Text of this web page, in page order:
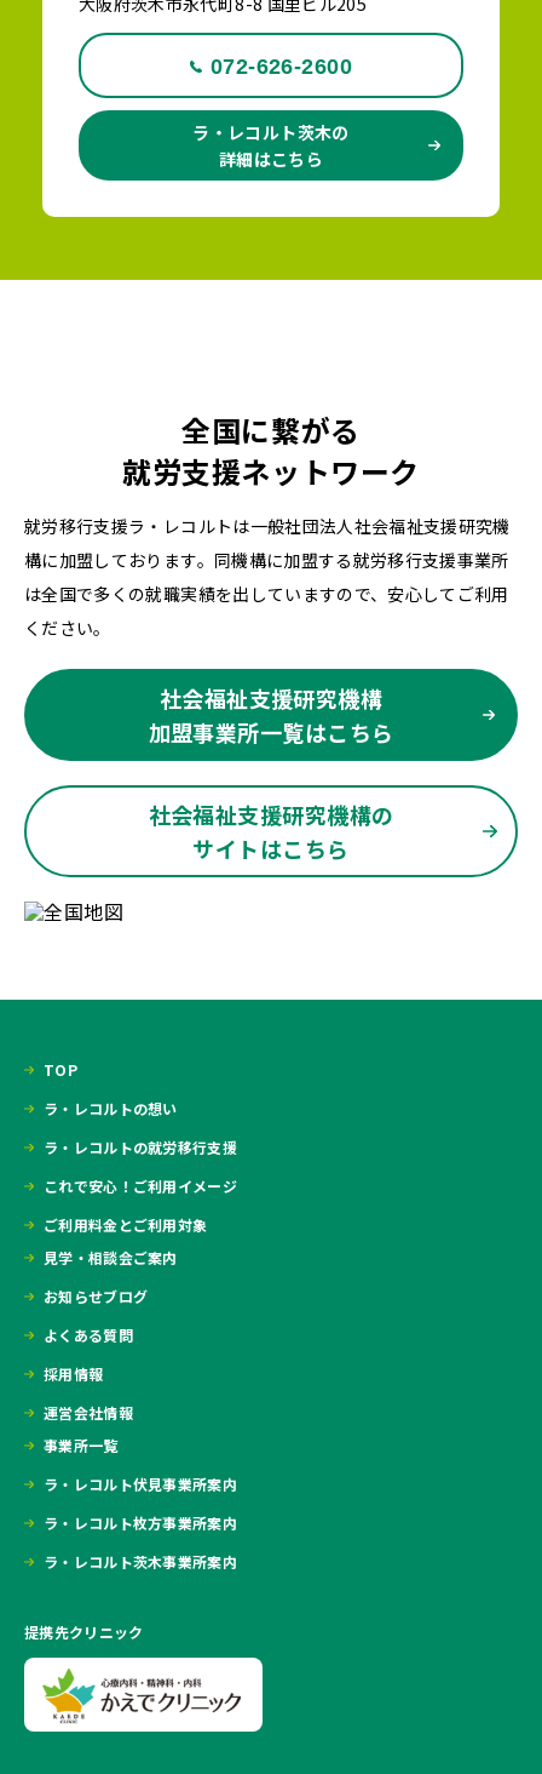
072-626-2600
ラ・レコルト茨木の
詳細はこちら
全国に繋がる
就労支援ネットワーク
就労移行支援ラ・レコルトは一般社団法人社会福祉支援研究機
構に加盟しております。同機構に加盟する就労移行支援事業所
は全国で多くの就職実績を出していますので、安心してご利用
ください。
社会福祉支援研究機構
加盟事業所一覧はこちら
社会福祉支援研究機構の
サイトはこちら
TOP
ラ・レコルトの想い
ラ・レコルトの就労移行支援
これで安心！ご利用イメージ
ご利用料金とご利用対象
見学・相談会ご案内
お知らせブログ
よくある質問
採用情報
運営会社情報
事業所一覧
ラ・レコルト伏見事業所案内
ラ・レコルト枚方事業所案内
ラ・レコルト茨木事業所案内
提携先クリニック